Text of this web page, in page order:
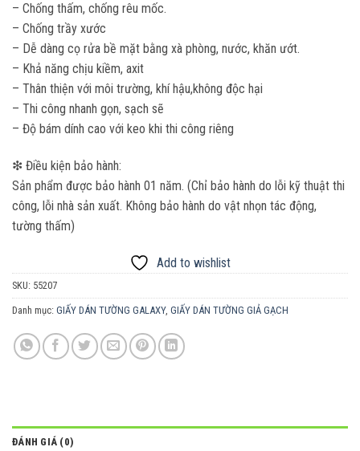
– Chống thấm, chống rêu mốc.
– Chống trầy xước
– Dễ dàng cọ rửa bề mặt bằng xà phòng, nước, khăn ướt.
– Khả năng chịu kiềm, axit
– Thân thiện với môi trường, khí hậu,không độc hại
– Thi công nhanh gọn, sạch sẽ
– Độ bám dính cao với keo khi thi công riêng
❇ Điều kiện bảo hành:
Sản phẩm được bảo hành 01 năm. (Chỉ bảo hành do lỗi kỹ thuật thi
công, lỗi nhà sản xuất. Không bảo hành do vật nhọn tác động,
tường thấm)
Add to wishlist
SKU: 55207
Danh mục: GIẤY DÁN TƯỜNG GALAXY, GIẤY DÁN TƯỜNG GIẢ GẠCH
ĐÁNH GIÁ (0)